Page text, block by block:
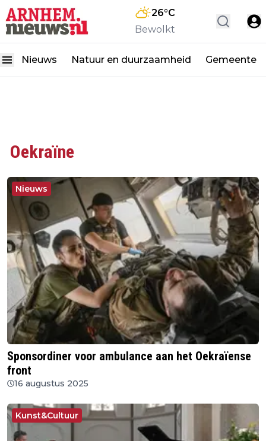
26°C
Bewolkt
Nieuws Natuur en duurzaamheid Gemeente
Oekraïne
Nieuws
Sponsordiner voor ambulance aan het Oekraïense
front
16 augustus 2025
Kunst&Cultuur